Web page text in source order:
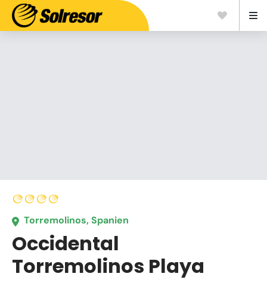
Torremolinos, Spanien
Occidental
Torremolinos Playa